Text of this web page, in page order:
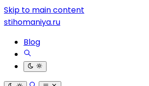
Skip to main content
stihomaniya.ru
Blog